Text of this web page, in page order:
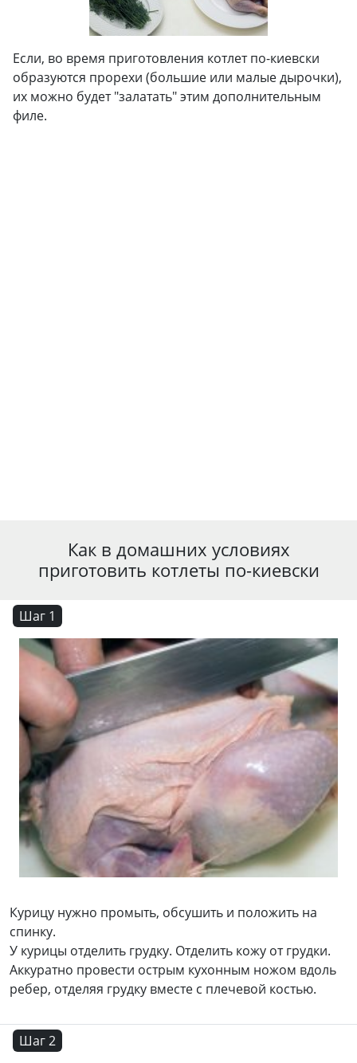
Если, во время приготовления котлет по-киевски
образуются прорехи (большие или малые дырочки),
их можно будет "залатать" этим дополнительным
филе.
Как в домашних условиях
приготовить котлеты по-киевски
Шаг 1
Курицу нужно промыть, обсушить и положить на
спинку.
У курицы отделить грудку. Отделить кожу от грудки.
Аккуратно провести острым кухонным ножом вдоль
ребер, отделяя грудку вместе с плечевой костью.
Шаг 2